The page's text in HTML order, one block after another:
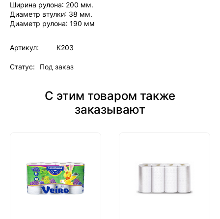
Артикул: К203
Статус: Под заказ
Ширина рулона: 200 мм.
Диаметр втулки: 38 мм.
Диаметр рулона: 190 мм
С этим товаром также
заказывают